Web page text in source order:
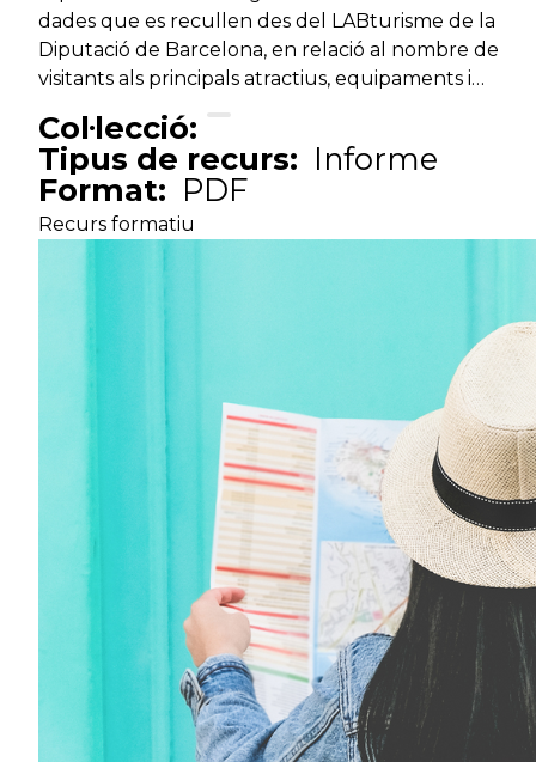
dades que es recullen des del LABturisme de la
Diputació de Barcelona, en relació al nombre de
visitants als principals atractius, equipaments i…
Col·lecció:
Tipus de recurs: Informe
Format: PDF
Recurs formatiu